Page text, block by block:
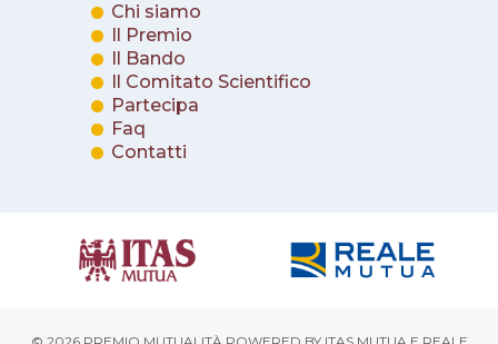
Chi siamo
Il Premio
Il Bando
Il Comitato Scientifico
Partecipa
Faq
Contatti